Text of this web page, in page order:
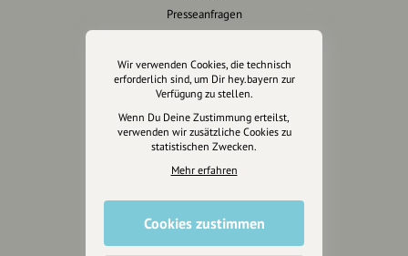
Presseanfragen
Wir unterstützen Euch
Fotografie & mehr
Marketing
Anakin Design
Wir verwenden Cookies, die technisch
erforderlich sind, um Dir hey.bayern zur
Verfügung zu stellen.
Wenn Du Deine Zustimmung erteilst,
verwenden wir zusätzliche Cookies zu
statistischen Zwecken.
Mehr erfahren
Cookies zustimmen